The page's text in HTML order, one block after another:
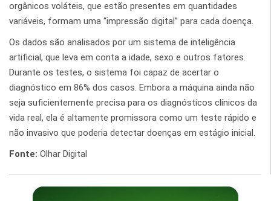
orgânicos voláteis, que estão presentes em quantidades
variáveis, formam uma “impressão digital” para cada doença.
Os dados são analisados por um sistema de inteligência
artificial, que leva em conta a idade, sexo e outros fatores.
Durante os testes, o sistema foi capaz de acertar o
diagnóstico em 86% dos casos. Embora a máquina ainda não
seja suficientemente precisa para os diagnósticos clínicos da
vida real, ela é altamente promissora como um teste rápido e
não invasivo que poderia detectar doenças em estágio inicial.
Fonte: Olhar Digital